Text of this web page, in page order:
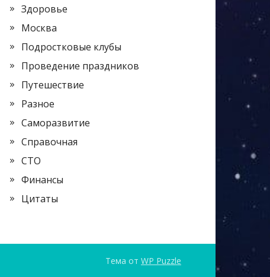
Здоровье
Москва
Подростковые клубы
Проведение праздников
Путешествие
Разное
Саморазвитие
Справочная
СТО
Финансы
Цитаты
Тема от WP Puzzle